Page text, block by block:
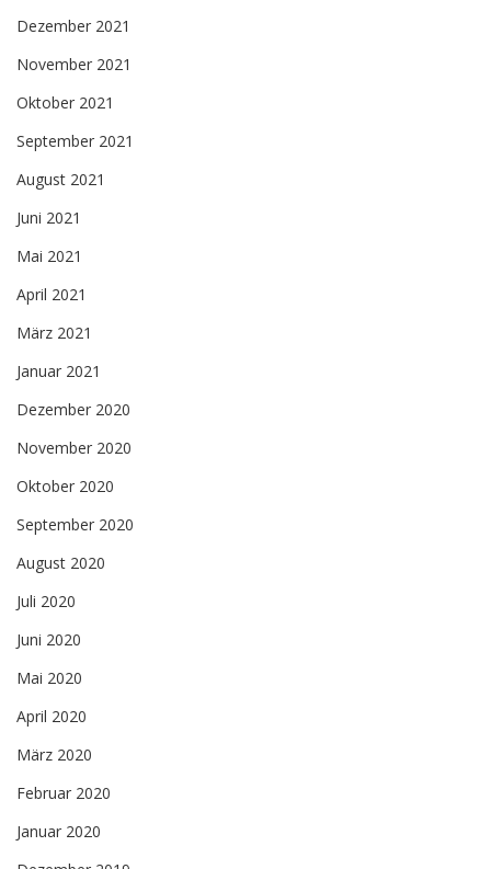
Dezember 2021
November 2021
Oktober 2021
September 2021
August 2021
Juni 2021
Mai 2021
April 2021
März 2021
Januar 2021
Dezember 2020
November 2020
Oktober 2020
September 2020
August 2020
Juli 2020
Juni 2020
Mai 2020
April 2020
März 2020
Februar 2020
Januar 2020